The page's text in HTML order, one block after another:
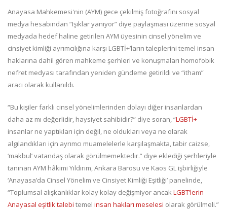
Anayasa Mahkemesi'nin (AYM) gece çekilmiş fotoğrafını sosyal
medya hesabından “Işıklar yanıyor” diye paylaşması üzerine sosyal
medyada hedef haline getirilen AYM üyesinin cinsel yönelim ve
cinsiyet kimliği ayrımcılığına karşı LGBTİ+’ların taleplerini temel insan
haklarına dahil gören mahkeme şerhleri ve konuşmaları homofobik
nefret medyası tarafından yeniden gündeme getirildi ve “itham”
aracı olarak kullanıldı.
“Bu kişiler farklı cinsel yönelimlerinden dolayı diğer insanlardan
daha az mı değerlidir, haysiyet sahibidir?” diye soran, “LGBTİ+
insanlar ne yaptıkları için değil, ne oldukları veya ne olarak
algılandıkları için ayrımcı muamelelerle karşılaşmakta, tabir caizse,
‘makbul’ vatandaş olarak görülmemektedir.” diye eklediği şerhleriyle
tanınan AYM hâkimi Yıldırım, Ankara Barosu ve Kaos GL işbirliğiyle
‘Anayasa’da Cinsel Yönelim ve Cinsiyet Kimliği Eşitliği’ panelinde,
“Toplumsal alışkanlıklar kolay kolay değişmiyor ancakLGBT’lerin
Anayasal eşitlik talebi temel insan hakları meselesi olarak görülmeli.”